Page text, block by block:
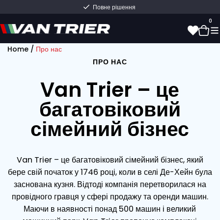
Швидка доставка прямо зі складу
0
Home / Про нас
ПРО НАС
Van Trier – це
багатовіковий
сімейний бізнес
Van Trier – це багатовіковий сімейний бізнес, який
бере свій початок у 1746 році, коли в селі Де-Хейн була
заснована кузня. Відтоді компанія перетворилася на
провідного гравця у сфері продажу та оренди машин.
Маючи в наявності понад 500 машин і великий